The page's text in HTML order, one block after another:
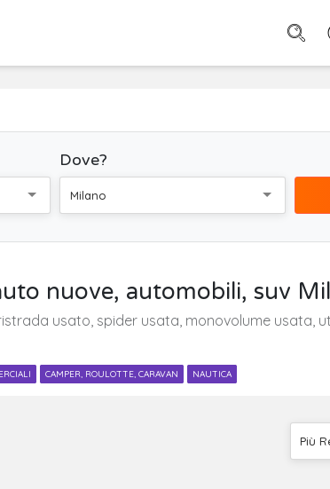
Dove?
Milano
nuove, automobili, suv
usato, spider usata, monovolume usata,
CAMPER, ROULOTTE, CARAVAN NAUTICA
Più